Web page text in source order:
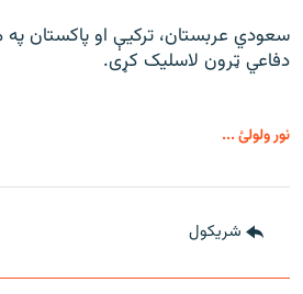
سعودي عربستان، ترکیې او پاکستان
دفاعي ټرون لاسلیک کړی.
نور ولولئ ...
شريکول